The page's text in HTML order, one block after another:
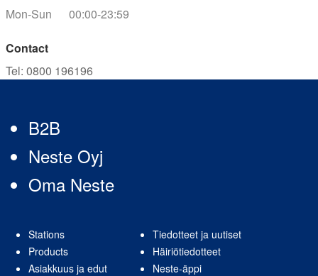
Mon-Sun
00:00-23:59
Contact
Tel: 0800 196196
B2B
Neste Oyj
Oma Neste
Stations
Products
Asiakkuus ja edut
Tiedotteet ja uutiset
Häiriötiedotteet
Neste-äppi